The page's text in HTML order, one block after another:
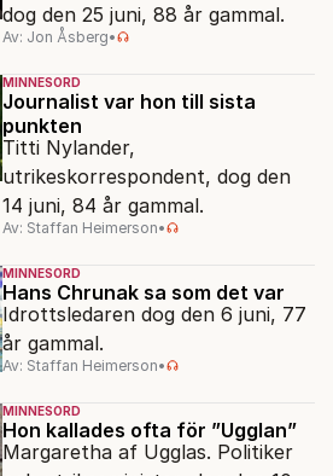
dog den 25 juni, 88 år gammal.
Av: Jon Åsberg•
MINNESORD
Journalist var hon till sista
punkten
Titti Nylander,
utrikeskorrespondent, dog den
14 juni, 84 år gammal.
Av: Staffan Heimerson•
MINNESORD
Hans Chrunak sa som det var
Idrottsledaren dog den 6 juni, 77
år gammal.
Av: Staffan Heimerson•
MINNESORD
Hon kallades ofta för ”Ugglan”
Margaretha af Ugglas. Politiker